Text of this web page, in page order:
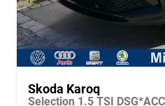
Skoda Karoq